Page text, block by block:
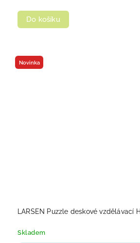
Do košíku
Novinka
LARSEN Puzzle deskové vzdělávací
Skladem